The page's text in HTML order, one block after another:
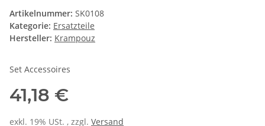
Artikelnummer: SK0108
Kategorie: Ersatzteile
Hersteller: Krampouz
Set Accessoires
41,18 €
exkl. 19% USt. , zzgl. Versand